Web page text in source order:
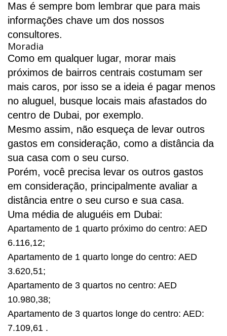
Mas é sempre bom lembrar que para mais
informações chave um dos nossos
consultores.
Moradia
Como em qualquer lugar, morar mais
próximos de bairros centrais costumam ser
mais caros, por isso se a ideia é pagar menos
no aluguel, busque locais mais afastados do
centro de Dubai, por exemplo.
Mesmo assim, não esqueça de levar outros
gastos em consideração, como a distância da
sua casa com o seu curso.
Porém, você precisa levar os outros gastos
em consideração, principalmente avaliar a
distância entre o seu curso e sua casa.
Uma média de aluguéis em Dubai:
Apartamento de 1 quarto próximo do centro: AED
6.116,12;
Apartamento de 1 quarto longe do centro: AED
3.620,51;
Apartamento de 3 quartos no centro: AED
10.980,38;
Apartamento de 3 quartos longe do centro: AED:
7.109,61 .